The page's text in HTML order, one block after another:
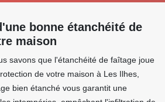
bonne étanchéité de
maison
savons que l'étanchéité de faîtage joue
de votre maison à Les Ilhes,
bien étanché vous garantit une